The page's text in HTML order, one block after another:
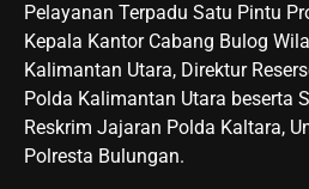
Pelayanan Terpadu Satu Pintu
Kepala Kantor Cabang Bulog
Kalimantan Utara, Direktur
Polda Kalimantan Utara beserta
Reskrim Jajaran Polda Kaltara,
Polresta Bulungan.